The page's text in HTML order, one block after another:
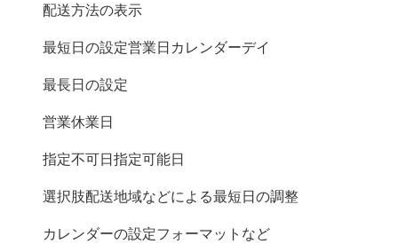
配送方法の表示
最短日の設定(営業日+カレンダーデイ)
最長日の設定
営業休業日
指定不可日 | 指定可能日
選択肢(配送地域など)による最短日の調整
カレンダーの設定 (フォーマットなど)